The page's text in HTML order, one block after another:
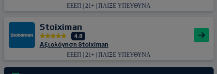
ΕΕΕΠ | 21+ | ΠΑΙΞΕ ΥΠΕΥΘΥΝΑ
Stoiximan
4.8
Αξιολόγηση Stoiximan
ΕΕΕΠ | 21+ | ΠΑΙΞΕ ΥΠΕΥΘΥΝΑ